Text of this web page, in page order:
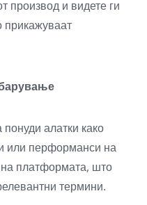
производ и видете ги
прикажуваат
алатки како
или перформанси на
платформата, што
термини.